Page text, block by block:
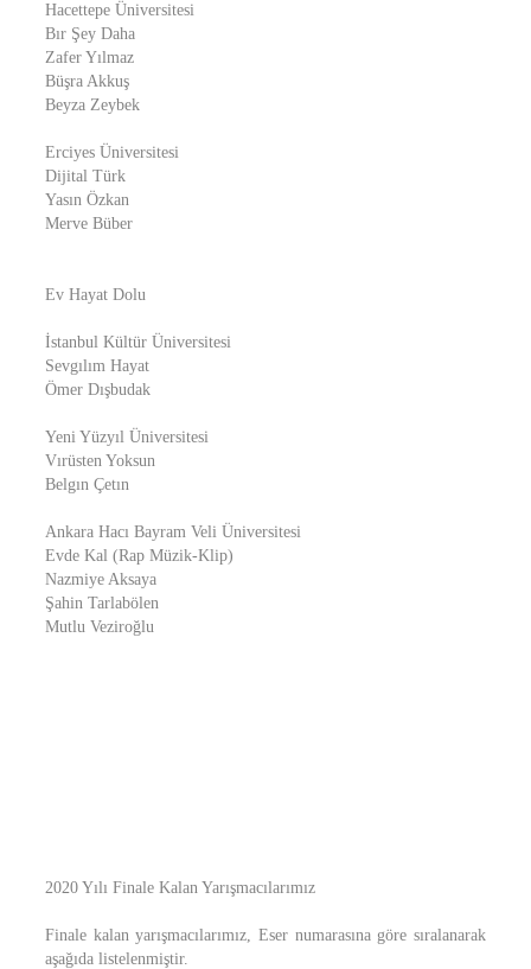
Hacettepe Üniversitesi
Bır Şey Daha
Zafer Yılmaz
Büşra Akkuş
Beyza Zeybek
Erciyes Üniversitesi
Dijital Türk
Yasın Özkan
Merve Büber
Ev Hayat Dolu
İstanbul Kültür Üniversitesi
Sevgılım Hayat
Ömer Dışbudak
Yeni Yüzyıl Üniversitesi
Vırüsten Yoksun
Belgın Çetın
Ankara Hacı Bayram Veli Üniversitesi
Evde Kal (Rap Müzik-Klip)
Nazmiye Aksaya
Şahin Tarlabölen
Mutlu Veziroğlu
2020 Yılı Finale Kalan Yarışmacılarımız
Finale kalan yarışmacılarımız, Eser numarasına göre sıralanarak
aşağıda listelenmiştir.